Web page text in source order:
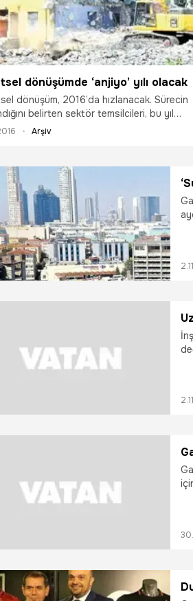
dönüşümde ‘anjiyo’ yılı olacak
dönüşüm, 2016’da hızlanacak. Sürecin
belirten sektör temsilcileri, bu yıl
bekliyor. İstanbul’da Yenisahra, Beykoz,
Arşiv